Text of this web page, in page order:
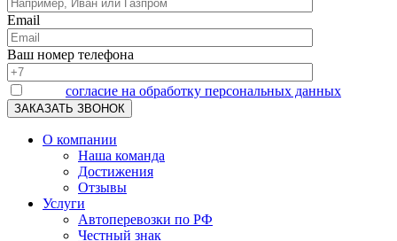
Email
Ваш номер телефона
согласие на обработку персональных данных
О компании
Наша команда
Достижения
Отзывы
Услуги
Автоперевозки по РФ
Честный знак